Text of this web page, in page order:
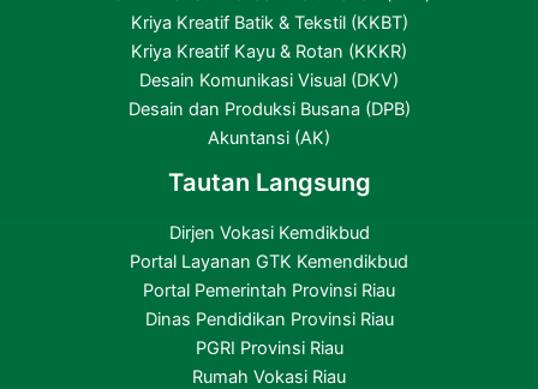
Kriya Kreatif Batik & Tekstil (KKBT)
Kriya Kreatif Kayu & Rotan (KKKR)
Desain Komunikasi Visual (DKV)
Desain dan Produksi Busana (DPB)
Akuntansi (AK)
Tautan Langsung
Dirjen Vokasi Kemdikbud
Portal Layanan GTK Kemendikbud
Portal Pemerintah Provinsi Riau
Dinas Pendidikan Provinsi Riau
PGRI Provinsi Riau
Rumah Vokasi Riau